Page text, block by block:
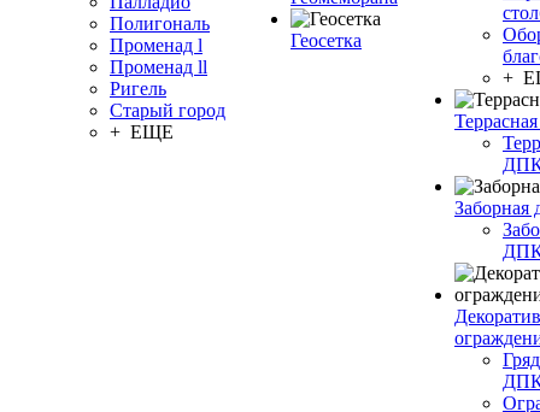
Полигональ
Променад l
Променад ll
Ригель
Старый город
+ ЕЩЕ
Геосетка
+
Заборная